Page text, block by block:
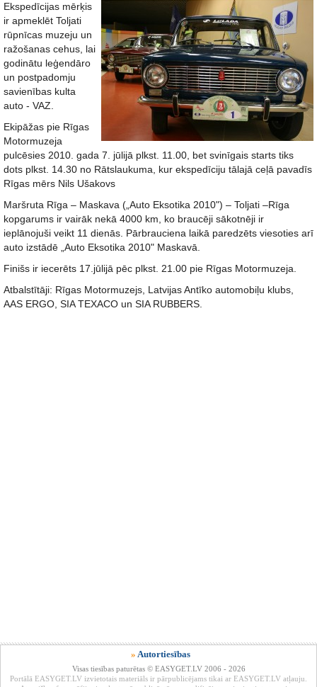
Ekspedīcijas mērķis
ir apmeklēt Toljati
rūpnīcas muzeju un
ražošanas cehus, lai
godinātu leģendāro
un postpadomju
savienības kulta
auto - VAZ.
Ekipāžas pie Rīgas
Motormuzeja
pulcēsies 2010. gada 7. jūlijā plkst. 11.00, bet svinīgais starts tiks
dots plkst. 14.30 no Rātslaukuma, kur ekspedīciju tālajā ceļā pavadīs
Rīgas mērs Nils Ušakovs
Maršruta Rīga – Maskava („Auto Eksotika 2010") – Toljati –Rīga
kopgarums ir vairāk nekā 4000 km, ko braucēji sākotnēji ir
ieplānojuši veikt 11 dienās. Pārbrauciena laikā paredzēts viesoties arī
auto izstādē „Auto Eksotika 2010" Maskavā.
Finišs ir iecerēts 17.jūlijā pēc plkst. 21.00 pie Rīgas Motormuzeja.
Atbalstītāji: Rīgas Motormuzejs, Latvijas Antīko automobiļu klubs,
AAS ERGO, SIA TEXACO un SIA RUBBERS.
» Autortiesības
Visas tiesības paturētas © EASYGET.LV 2006 - 2026
Portālā EASYGET.LV izvietotais materiāls ir pārpublicējams tikai ar EASYGET.LV atļauju.